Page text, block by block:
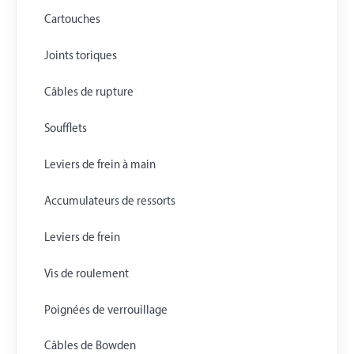
Cartouches
Joints toriques
Câbles de rupture
Soufflets
Leviers de frein à main
Accumulateurs de ressorts
Leviers de frein
Vis de roulement
Poignées de verrouillage
Câbles de Bowden